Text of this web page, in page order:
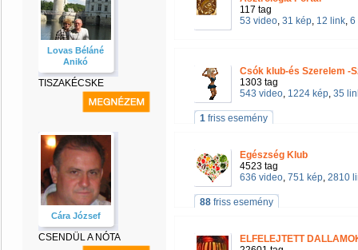
Lovas Béláné
Anikó
TISZAKÉCSKE
Cára József
CSENDÜL A NÓTA
117 tag
53 video, 31 kép, 12 link, 6
Csók klub-és Szerelem -
1303 tag
543 video, 1224 kép, 35
1 friss esemény
Egészség Klub
4523 tag
636 video, 751 kép, 2810
88 friss esemény
ELFELEJTETT